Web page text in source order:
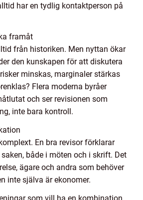
har en tydlig kontaktperson på
framåt
från historiken. Men nyttan ökar
den kunskapen för att diskutera
minskas, marginaler stärkas
Flera moderna byråer
och ser revisionen som
inte bara kontroll.
En bra revisor förklarar
både i möten och i skrift. Det
ägare och andra som behöver
inte själva är ekonomer.